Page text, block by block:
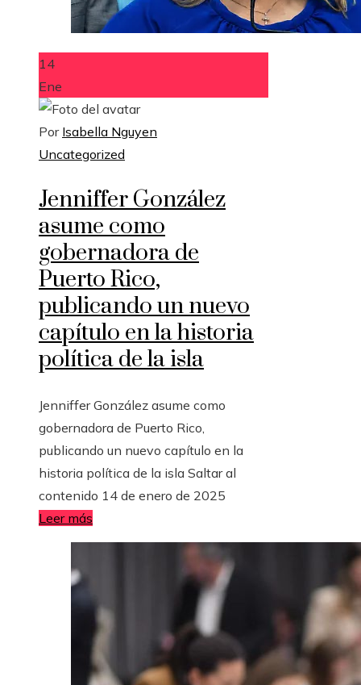
14
Ene
Por Isabella Nguyen
Uncategorized
Jenniffer González
asume como
gobernadora de
Puerto Rico,
publicando un nuevo
capítulo en la historia
política de la isla
Jenniffer González asume como
gobernadora de Puerto Rico,
publicando un nuevo capítulo en la
historia política de la isla Saltar al
contenido 14 de enero de 2025
Leer más